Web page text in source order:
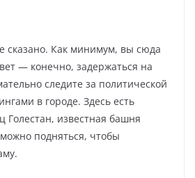
сказано. Как минимум, вы сюда
— конечно, задержаться на
следите за политической
в городе. Здесь есть
Голестан, известная башня
подняться, чтобы